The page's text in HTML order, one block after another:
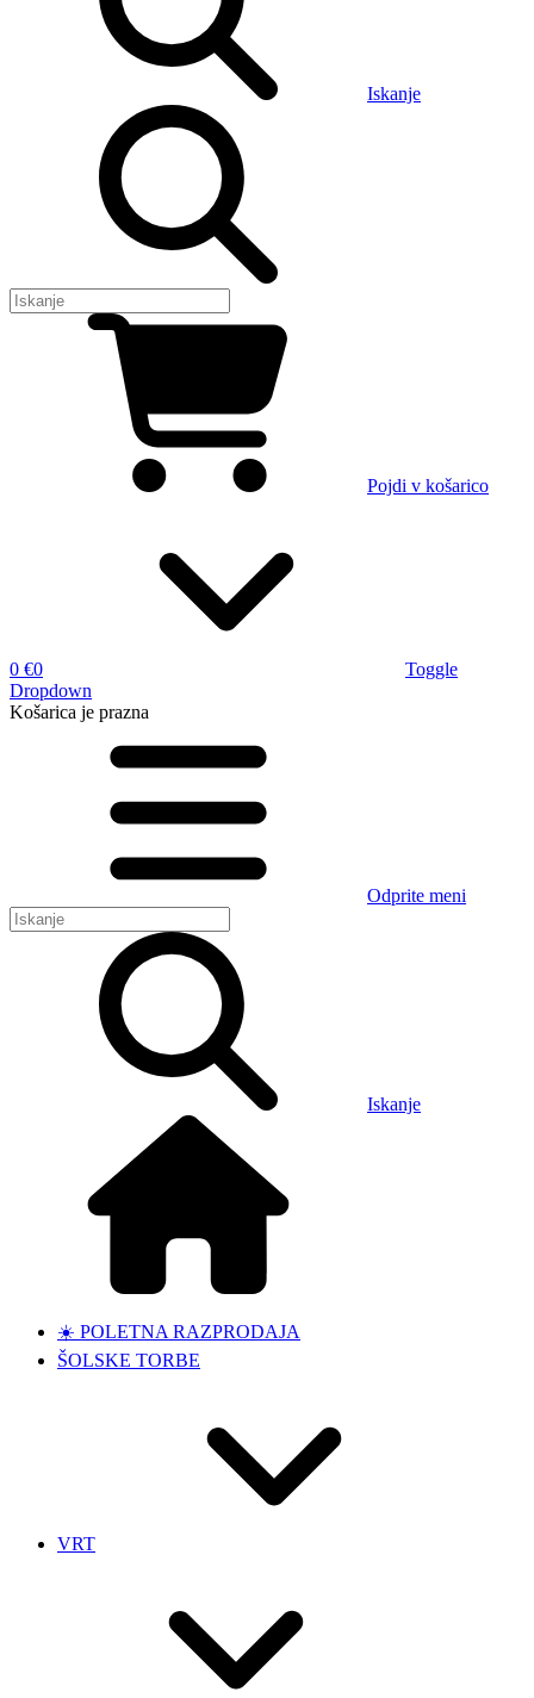
Iskanje
Pojdi v košarico
0 €0
Toggle
Dropdown
Košarica je prazna
Odprite meni
Iskanje
☀️ POLETNA RAZPRODAJA
ŠOLSKE TORBE
VRT